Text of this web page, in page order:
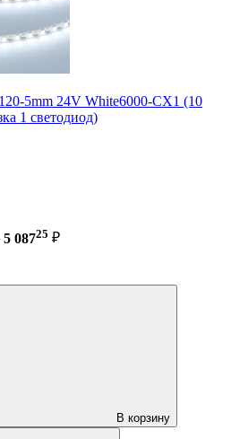
5mm 24V White6000-CX1 (10
1 светодиод)
5 08725 ₽
В корзину